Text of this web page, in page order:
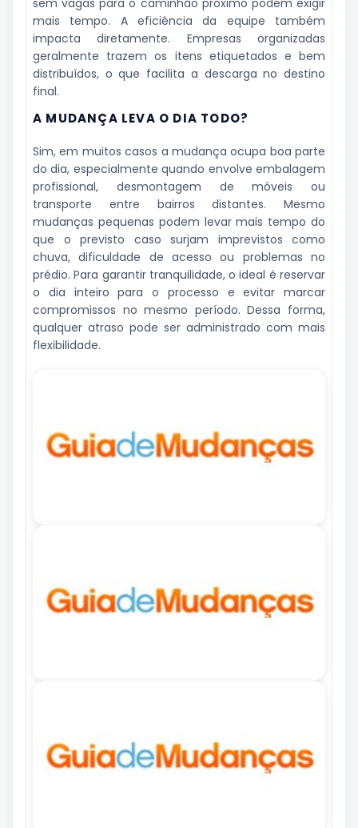
sem vagas para o caminhão próximo podem exigir
mais tempo. A eficiência da equipe também
impacta diretamente. Empresas organizadas
geralmente trazem os itens etiquetados e bem
distribuídos, o que facilita a descarga no destino
final.
A MUDANÇA LEVA O DIA TODO?
Sim, em muitos casos a mudança ocupa boa parte
do dia, especialmente quando envolve embalagem
profissional, desmontagem de móveis ou
transporte entre bairros distantes. Mesmo
mudanças pequenas podem levar mais tempo do
que o previsto caso surjam imprevistos como
chuva, dificuldade de acesso ou problemas no
prédio. Para garantir tranquilidade, o ideal é reservar
o dia inteiro para o processo e evitar marcar
compromissos no mesmo período. Dessa forma,
qualquer atraso pode ser administrado com mais
flexibilidade.